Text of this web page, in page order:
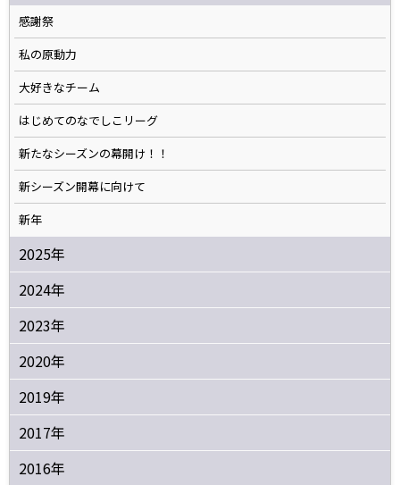
感謝祭
私の原動力
大好きなチーム
はじめてのなでしこリーグ
新たなシーズンの幕開け！！
新シーズン開幕に向けて
新年
2025年
2024年
2023年
2020年
2019年
2017年
2016年